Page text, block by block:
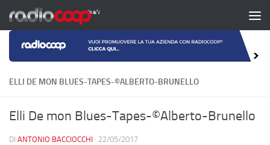
Salta al contenuto
ELLI DE MON BLUES-TAPES-©ALBERTO-BRUNELLO
Elli De mon Blues-Tapes-©Alberto-Brunello
DI ANTONIO BACCIOCCHI · 22/05/2017